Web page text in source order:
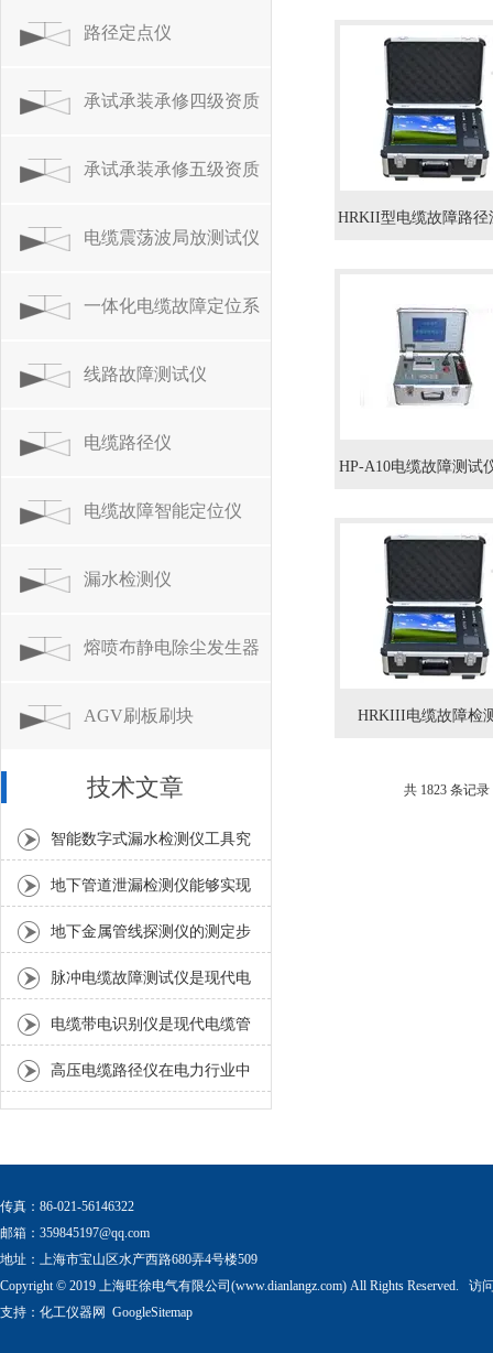
路径定点仪
承试承装承修四级资质
设备
承试承装承修五级资质
设备
电缆震荡波局放测试仪
一体化电缆故障定位系
统
线路故障测试仪
电缆路径仪
电缆故障智能定位仪
漏水检测仪
熔喷布静电除尘发生器
AGV刷板刷块
技术文章
智能数字式漏水检测仪工具究
竟是什么？
地下管道泄漏检测仪能够实现
对微小泄漏的准确定位
地下金属管线探测仪的测定步
骤须知
脉冲电缆故障测试仪是现代电
缆运维中不可少的工具
电缆带电识别仪是现代电缆管
理和维护中不可少的重要工具
高压电缆路径仪在电力行业中
发挥着重要作用
HRKII型电缆故障路径
HP-A10电缆故障测试
HRKIII电缆故障检
共 1823 条记
传真：86-021-56146322
邮箱： 359845197@qq.com
地址：上海市宝山区水产西路680弄4号楼509
Copyright © 2019 上海旺徐电气有限公司(www.dianlangz.com) All Rights Reserved. 访
支持： 化工仪器网 GoogleSitemap